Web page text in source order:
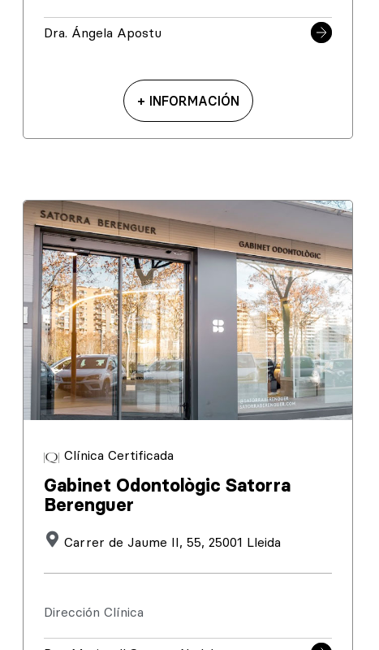
Dra. Ángela Apostu
+ INFORMACIÓN
Clínica Certificada
Gabinet Odontològic Satorra
Berenguer
Carrer de Jaume II, 55, 25001 Lleida
Dirección Clínica